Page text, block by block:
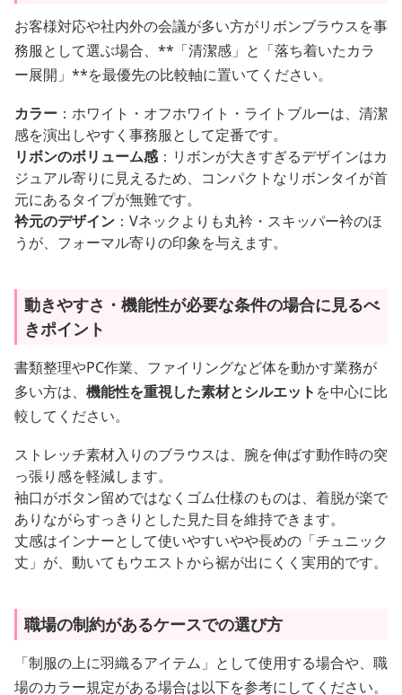
お客様対応や社内外の会議が多い方がリボンブラウスを事
務服として選ぶ場合、**「清潔感」と「落ち着いたカラ
ー展開」**を最優先の比較軸に置いてください。
カラー ：ホワイト・オフホワイト・ライトブルーは、清潔
感を演出しやすく事務服として定番です。
リボンのボリューム感：リボンが大きすぎるデザインはカ
ジュアル寄りに見えるため、コンパクトなリボンタイが首
元にあるタイプが無難です。
衿元のデザイン ：Vネックよりも丸衿・スキッパー衿のほ
うが、フォーマル寄りの印象を与えます。
動きやすさ・機能性が必要な条件の場合に見るべ
きポイント
書類整理やPC作業、ファイリングなど体を動かす業務が
多い方は、 機能性を重視した素材とシルエット を中心に比
較してください。
ストレッチ素材入りのブラウスは、腕を伸ばす動作時の突
っ張り感を軽減します。
袖口がボタン留めではなくゴム仕様のものは、着脱が楽で
ありながらすっきりとした見た目を維持できます。
丈感はインナーとして使いやすいやや長めの「チュニック
丈」が、動いてもウエストから裾が出にくく実用的です。
職場の制約があるケースでの選び方
「制服の上に羽織るアイテム」として使用する場合や、職
場のカラー規定がある場合は以下を参考にしてください。